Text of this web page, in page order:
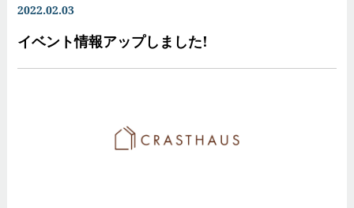
2022.02.03
イベント情報アップしました!